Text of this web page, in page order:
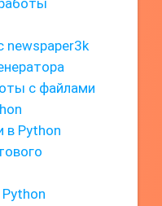
newspaper3k
с файлами
в Python